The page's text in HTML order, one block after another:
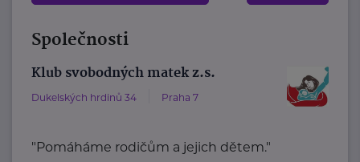
Společnosti
Klub svobodných matek z.s.
Dukelských hrdinů 34 Praha 7
"Pomáháme rodičům a jejich dětem."